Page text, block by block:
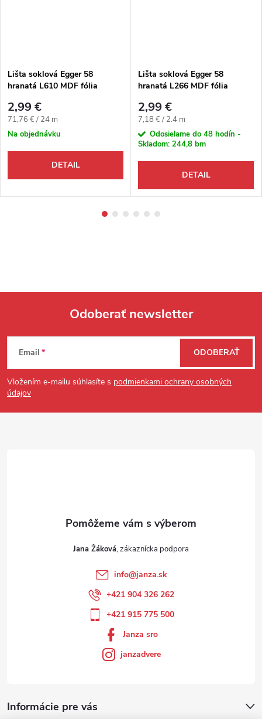
Lišta soklová Egger 58
hranatá L610 MDF fólia
2,99 €
Jednotková cena:
71,76 € / 24 m
Na objednávku
DETAIL
Lišta soklová Egger 58
hranatá L266 MDF fólia
2,99 €
Jednotková cena:
7,18 € / 2.4 m
Odosielame do 48 hodín -
Skladom: 244,8 bm
DETAIL
Zápätie
Odoberať newsletter
Email
Vložením e-mailu súhlasíte s podmienkami ochrany osobných
údajov
ODOBERAŤ
Informácie pre vás
Jana Žáková
info@janza.sk
+421 904 326 262
+421 915 775 500
Janza sro
janzadvere